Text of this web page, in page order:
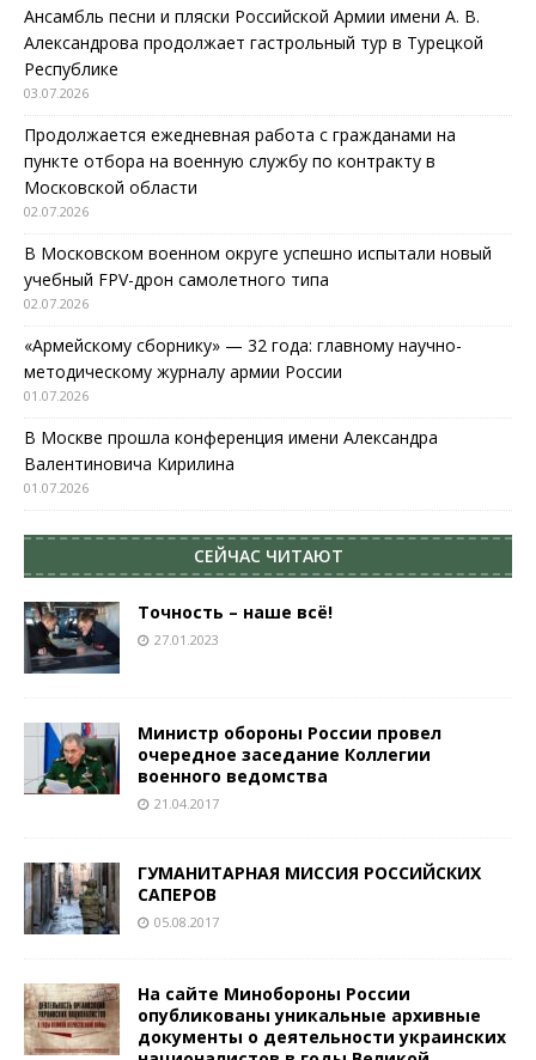
Ансамбль песни и пляски Российской Армии имени А. В.
Александрова продолжает гастрольный тур в Турецкой
Республике
03.07.2026
Продолжается ежедневная работа с гражданами на
пункте отбора на военную службу по контракту в
Московской области
02.07.2026
В Московском военном округе успешно испытали новый
учебный FPV-дрон самолетного типа
02.07.2026
«Армейскому сборнику» — 32 года: главному научно-
методическому журналу армии России
01.07.2026
В Москве прошла конференция имени Александра
Валентиновича Кирилина
01.07.2026
СЕЙЧАС ЧИТАЮТ
Точность – наше всё!
27.01.2023
Министр обороны России провел
очередное заседание Коллегии
военного ведомства
21.04.2017
ГУМАНИТАРНАЯ МИССИЯ РОССИЙСКИХ
САПЕРОВ
05.08.2017
На сайте Минобороны России
опубликованы уникальные архивные
документы о деятельности украинских